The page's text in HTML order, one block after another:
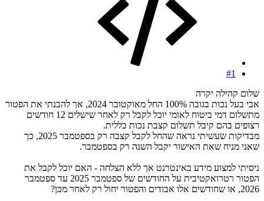
#1
שלום קהילה יקרה
אבי בעל נכות בגובה 100% החל מאוקטובר 2024, אך להבנתי את הפטור
מתשלום דמי ביטוח לאומי יוכל לקבל רק לאחר שישלים 12 חודשים
רצופים בהם קיבל תשלום קצבת נכות כללית.
מבדיקות שעשיתי נראה שהחל לקבל קצבה רק בספטמבר 2025, כך
שאני מניח שאת האישור יקבל השנה רק בספטמבר.
ניסיתי למצוע מידע באינטרנט אך ללא הצלחה - האם יוכל לקבל את
הפטור רטרואקטיבית על החודשים של ספטמבר 2025 עד ספטמבר
2026, או שחודשים אלו אבודים והפטור יחול רק לאחר מכן?